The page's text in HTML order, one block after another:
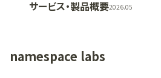
サービス・製品概要2026.05
namespace labs